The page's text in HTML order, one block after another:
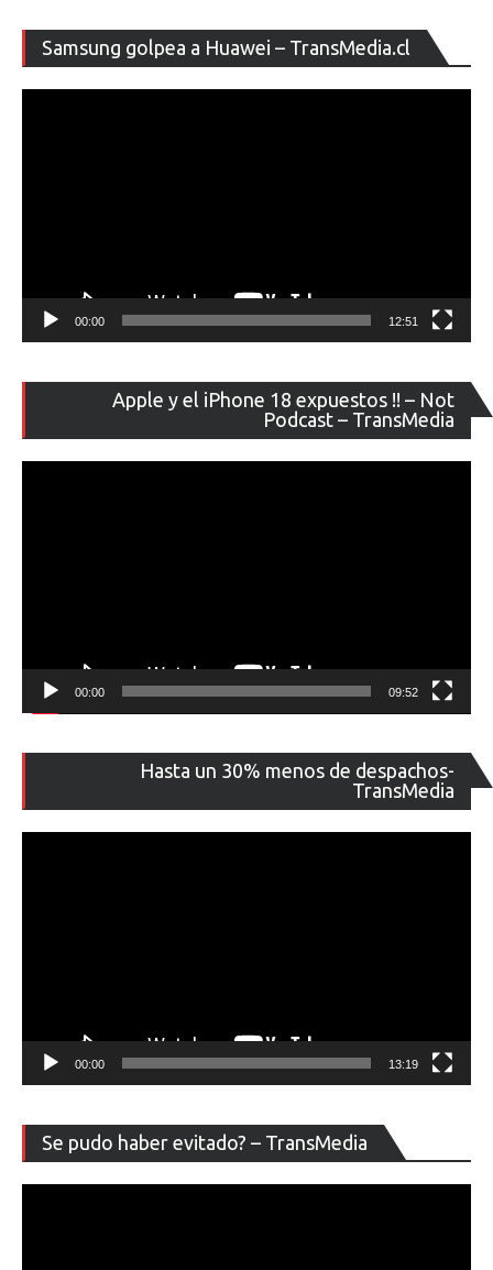
Samsung golpea a Huawei – TransMedia.cl
de
00:00 12:51
Apple y el iPhone 18 expuestos !! – Not
Podcast – TransMedia
de
00:00 09:52
Hasta un 30% menos de despachos-
TransMedia
de
00:00 13:19
Se pudo haber evitado? – TransMedia
de